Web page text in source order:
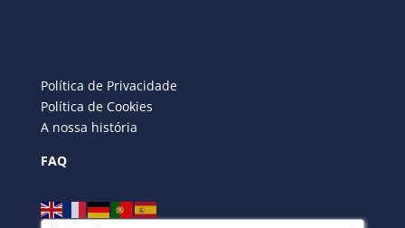
Política de Privacidade
Política de Cookies
A nossa história
FAQ